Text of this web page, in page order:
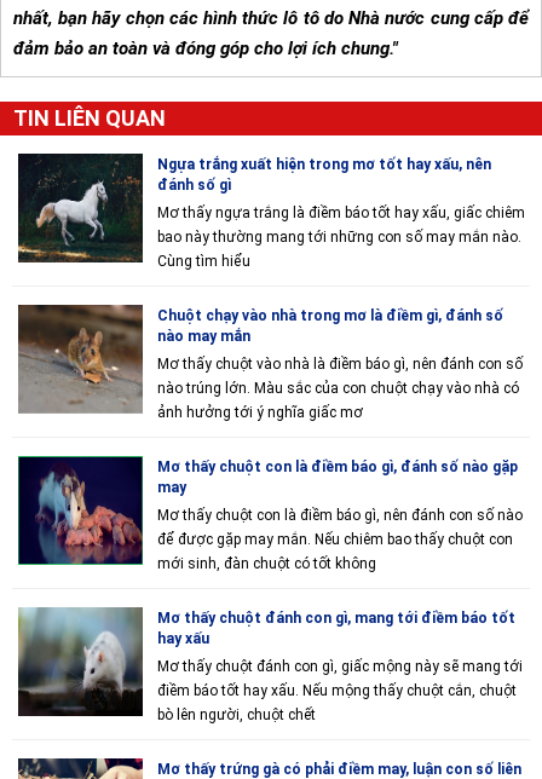
nhất, bạn hãy chọn các hình thức lô tô do Nhà nước cung cấp để
đảm bảo an toàn và đóng góp cho lợi ích chung."
TIN LIÊN QUAN
Ngựa trắng xuất hiện trong mơ tốt hay xấu, nên
đánh số gì
Mơ thấy ngựa trắng là điềm báo tốt hay xấu, giấc chiêm
bao này thường mang tới những con số may mắn nào.
Cùng tìm hiểu
Chuột chạy vào nhà trong mơ là điềm gì, đánh số
nào may mắn
Mơ thấy chuột vào nhà là điềm báo gì, nên đánh con số
nào trúng lớn. Màu sắc của con chuột chạy vào nhà có
ảnh hưởng tới ý nghĩa giấc mơ
Mơ thấy chuột con là điềm báo gì, đánh số nào gặp
may
Mơ thấy chuột con là điềm báo gì, nên đánh con số nào
để được gặp may mắn. Nếu chiêm bao thấy chuột con
mới sinh, đàn chuột có tốt không
Mơ thấy chuột đánh con gì, mang tới điềm báo tốt
hay xấu
Mơ thấy chuột đánh con gì, giấc mộng này sẽ mang tới
điềm báo tốt hay xấu. Nếu mộng thấy chuột cắn, chuột
bò lên người, chuột chết
Mơ thấy trứng gà có phải điềm may, luận con số liên